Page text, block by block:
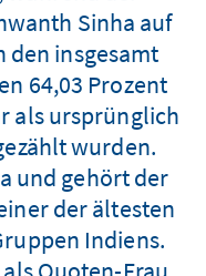
Sinha auf
den insgesamt
64,03 Prozent
als ursprünglich
wurden.
und gehört der
der ältesten
Indiens.